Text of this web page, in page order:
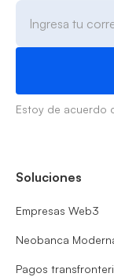
Estoy de acuerdo
Soluciones
Empresas Web3
Neobanca
Pagos